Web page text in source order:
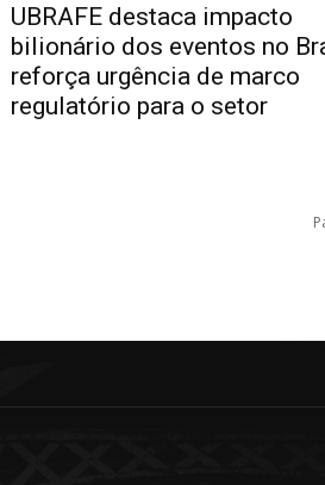
UBRAFE destaca impacto
bilionário dos eventos no
reforça urgência de marco
regulatório para o setor